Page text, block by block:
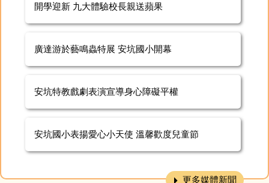
開學迎新 九大體驗校長親送蘋果
廣達游於藝鳴蟲特展 安坑國小開幕
安坑特教戲劇表演宣導身心障礙平權
安坑國小表揚愛心小天使 溫馨歡度兒童節
更多媒體新聞